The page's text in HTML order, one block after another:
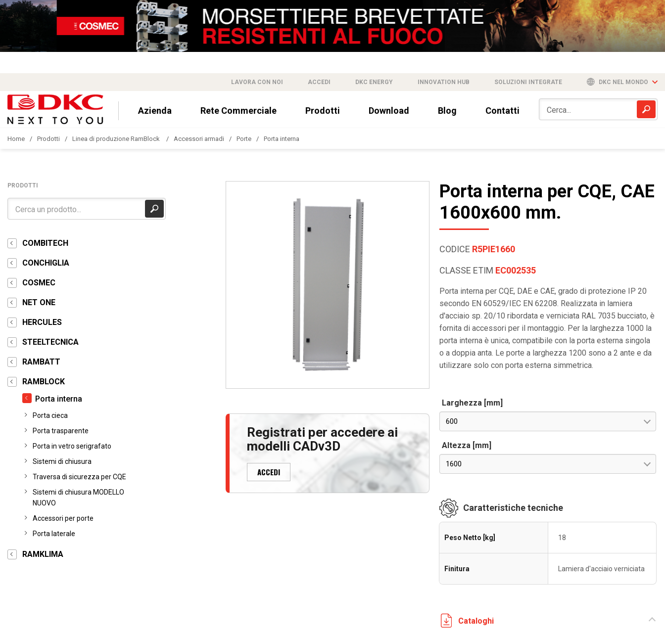
LAVORA CON NOI ACCEDI DKC ENERGY INNOVATION HUB SOLUZIONI INTEGRATE DKC NEL MONDO
Azienda Rete Commerciale Prodotti Download Blog Contatti
Home Prodotti Linea di produzione RamBlock Accessori armadi Porte Porta interna
PRODOTTI
COMBITECH
CONCHIGLIA
COSMEC
NET ONE
HERCULES
STEELTECNICA
RAMBATT
RAMBLOCK
Porta interna
Porta cieca
Porta trasparente
Porta in vetro serigrafato
Sistemi di chiusura
Traversa di sicurezza per CQE
Sistemi di chiusura MODELLO
NUOVO
Accessori per porte
Porta laterale
RAMKLIMA
Registrati per accedere ai
modelli CADv3D
ACCEDI
Porta interna per CQE, CAE
1600x600 mm.
CODICE R5PIE1660
CLASSE ETIM EC002535
Porta interna per CQE, DAE e CAE, grado di protezione IP 20
secondo EN 60529/IEC EN 62208. Realizzata in lamiera
d'acciaio sp. 20/10 ribordata e verniciata RAL 7035 bucciato, è
fornita di accessori per il montaggio. Per la larghezza 1000 la
porta interna è unica, compatibile con la porta esterna singola
o a doppia anta. Le porte a larghezza 1200 sono a 2 ante e da
utilizzare solo con porta esterna simmetrica.
Larghezza [mm]
600
Altezza [mm]
1600
Caratteristiche tecniche
Peso Netto [kg] 18
Finitura Lamiera d'acciaio verniciata
Cataloghi